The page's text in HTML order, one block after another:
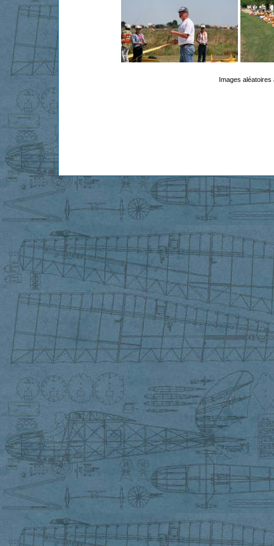
Images aléatoires